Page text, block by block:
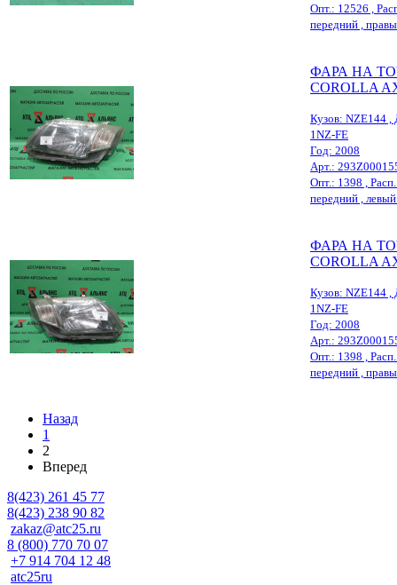
Опт.: 12526 ,
передний ,
ФАРА НА
COROLLA
Кузов: NZE144 ,
1NZ-FE
Год: 2008
Арт.:
Опт.: 1398 ,
передний ,
ФАРА НА
COROLLA
Кузов: NZE144 ,
1NZ-FE
Год: 2008
Арт.:
Опт.: 1398 ,
передний ,
Назад
1
2
Вперед
8(423) 261 45 77
8(423) 238 90 82
zakaz@atc25.ru
8 (800) 770 70 07
+7 914 704 12 48
atc25ru